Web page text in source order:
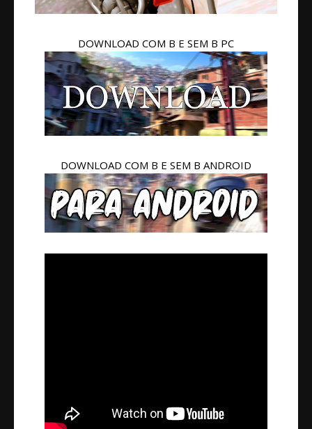
DOWNLOAD COM B E SEM B PC
DOWNLOAD COM B E SEM B ANDROID